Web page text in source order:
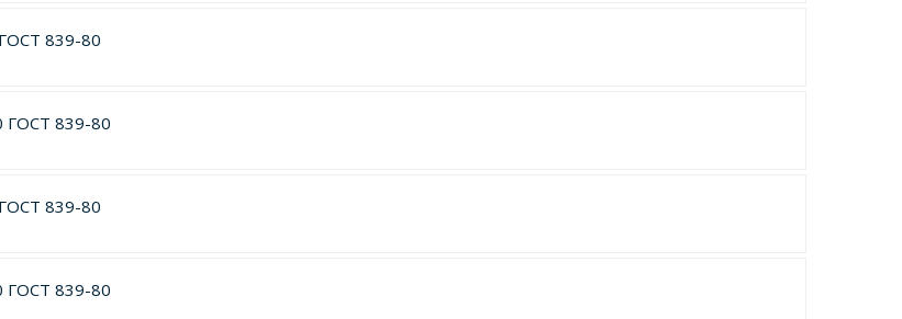
839-80
ГОСТ 839-80
839-80
ГОСТ 839-80